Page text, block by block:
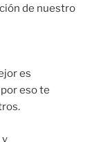
de nuestro
es
eso te
y